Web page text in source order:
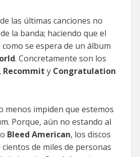
las últimas canciones no
la banda; haciendo que el
se espera de un álbum
. Concretamente son los
, Recommit y Congratulation
menos impiden que estemos
Porque, aún no estando al
Bleed American, los discos
de miles de personas